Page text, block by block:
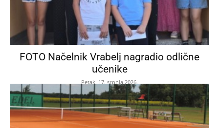
FOTO Načelnik Vrabelj nagradio odlične
učenike
Petak, 17. srpnja 2026.